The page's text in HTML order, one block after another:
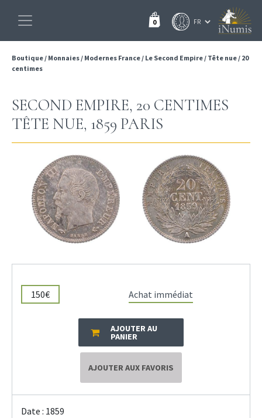
0
Boutique/ Monnaies/ Modernes France/ Le Second Empire/ Tête nue/ 20
centimes
SECOND EMPIRE, 20 CENTIMES
TÊTE NUE, 1859 PARIS
150€ Achat immédiat
AJOUTER AU
PANIER
AJOUTER AUX FAVORIS
Date : 1859